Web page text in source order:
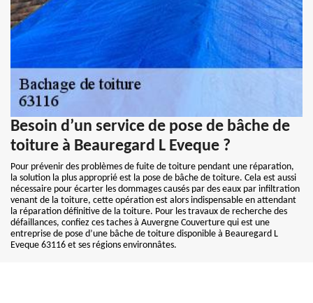
Besoin d’un service de pose de bâche de
toiture à Beauregard L Eveque ?
Pour prévenir des problèmes de fuite de toiture pendant une réparation,
la solution la plus approprié est la pose de bâche de toiture. Cela est aussi
nécessaire pour écarter les dommages causés par des eaux par infiltration
venant de la toiture, cette opération est alors indispensable en attendant
la réparation définitive de la toiture. Pour les travaux de recherche des
défaillances, confiez ces taches à Auvergne Couverture qui est une
entreprise de pose d’une bâche de toiture disponible à Beauregard L
Eveque 63116 et ses régions environnâtes.